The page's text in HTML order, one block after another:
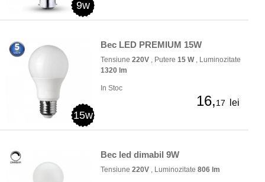
9w
15w
Bec LED PREMIUM 15W
Tensiune 220V , Putere 15 W, Luminozitate
1320 lm
In Stoc
16,17 lei
Bec led dimabil 9W
Tensiune 220V , Luminozitate 806 lm